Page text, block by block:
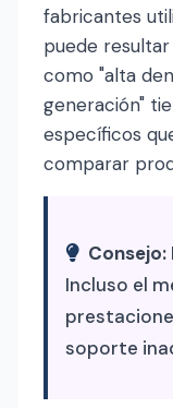
fabricantes
puede
como "alta
generación"
específicos
comparar
Consejo:
Incluso el
soporte